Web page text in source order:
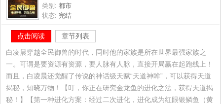
类别: 都市
状态: 完结
点击阅读 章节列表
白凌晨穿越全民御兽的时代，同时他的家族是所在世界最强家族之
一。可谓是要资源有资源，要人脉有人脉，直接开局赢在起跑线上！
而且，白凌晨还觉醒了传说的神话级天赋“天道神眸”，可以获得天道
揭秘，知晓万物！【叮，你正在研究金龙鱼的进化之法，获得天道揭
秘！】【第一种进化方案：经过二次进化，进化成为红眼银鳞鱼（黄